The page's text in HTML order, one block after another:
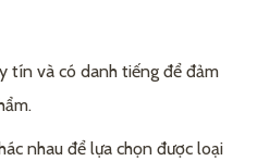
tín và có danh tiếng để đảm
nhau để lựa chọn được loại